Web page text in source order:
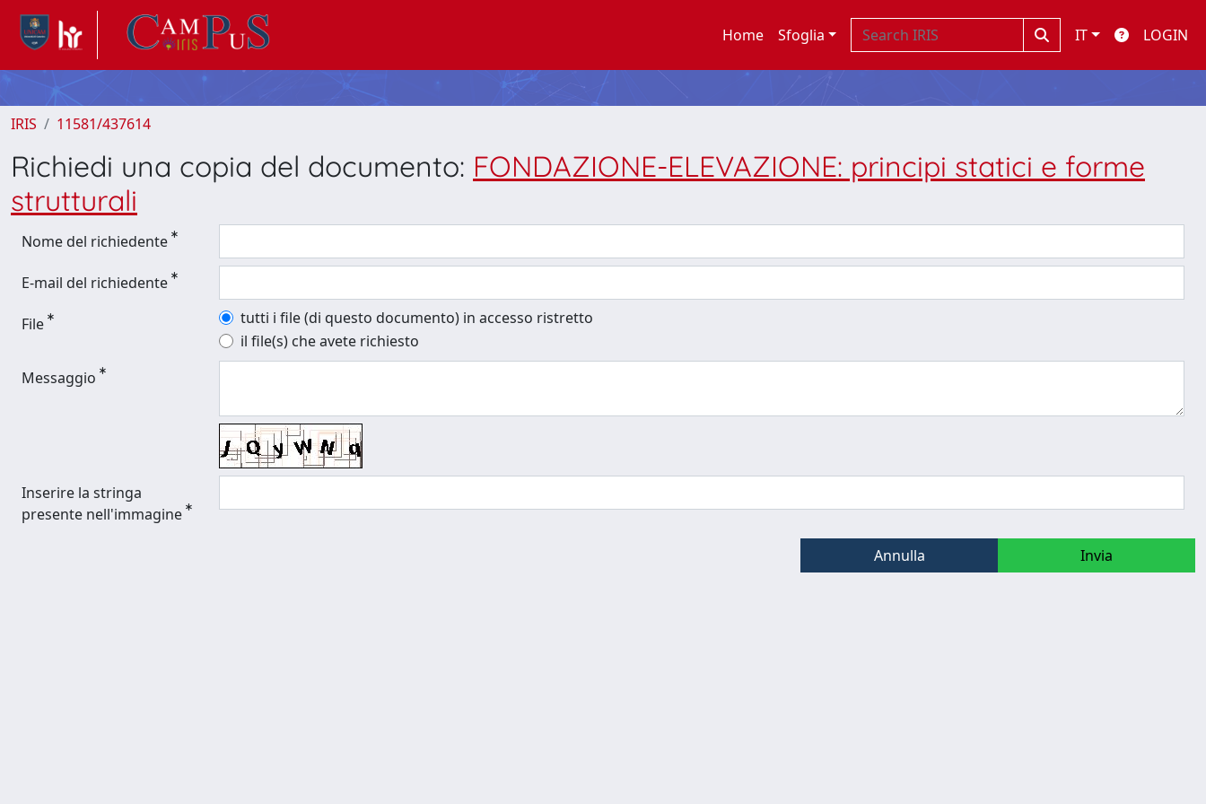
Home Sfoglia IT LOGIN
IRIS 11581/437614
Richiedi una copia del documento: FONDAZIONE-ELEVAZIONE: principi statici e forme
strutturali
Nome del richiedente
E-mail del richiedente
File
tutti i file (di questo documento) in accesso ristretto
il file(s) che avete richiesto
Messaggio
Inserire la stringa
presente nell'immagine
Annulla Invia